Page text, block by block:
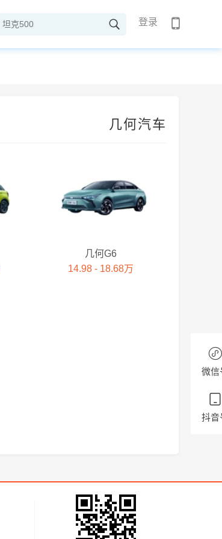
登录
几何汽车
几何G6
14.98 - 18.68万
微信
抖音